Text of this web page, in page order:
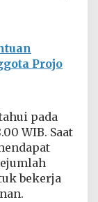
Projo
pada
WIB. Saat
bekerja